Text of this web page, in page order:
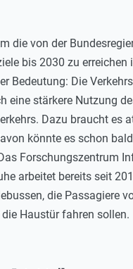
die von der
bis 2030 zu erreichen
Bedeutung: Die
eine stärkere Nutzung
Dazu braucht es
könnte es schon
Forschungszentrum
arbeitet bereits seit
die Passagiere
Haustür fahren sollen.